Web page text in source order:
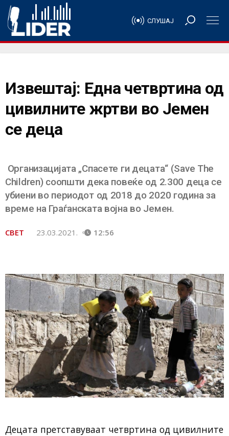
СЛУШАЈ
Извештај: Една четвртина од
цивилните жртви во Јемен
се деца
Организацијата „Спасете ги децата“ (Save The
Children) соопшти дека повеќе од 2.300 деца се
убиени во периодот од 2018 до 2020 година за
време на Граѓанската војна во Јемен.
СВЕТ 23.03.2021. 12:56
Децата претставуваат четвртина од цивилните